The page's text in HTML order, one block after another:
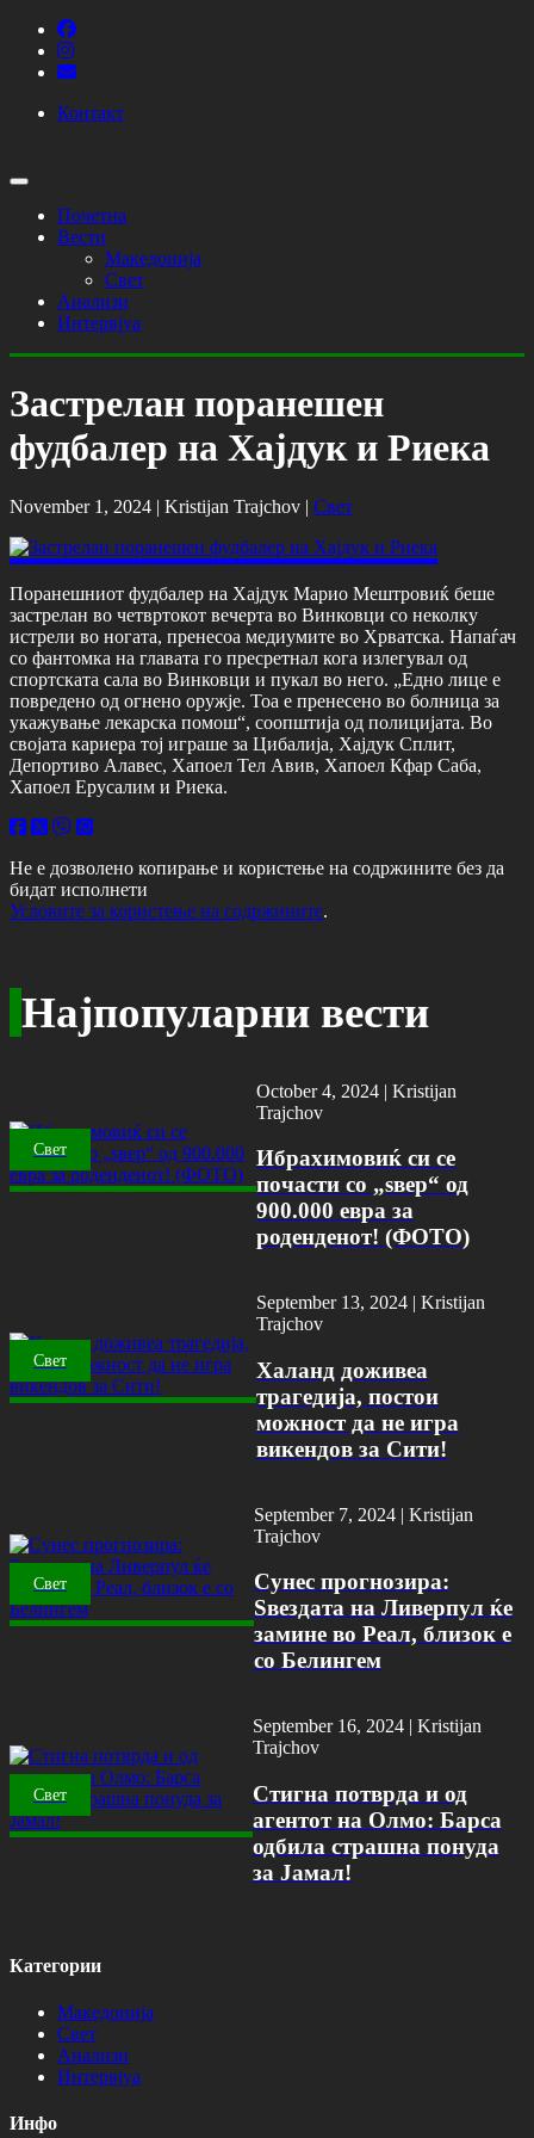
Контакт
Почетна
Вести
Македонија
Свет
Анализи
Интервјуа
Застрелан поранешен
фудбалер на Хајдук и Риека
November 1, 2024 | Kristijan Trajchov | Свет
Поранешниот фудбалер на Хајдук Марио Мештровиќ беше
застрелан во четвртокот вечерта во Винковци со неколку
истрели во ногата, пренесоа медиумите во Хрватска. Напаѓач
со фантомка на главата го пресретнал кога излегувал од
спортската сала во Винковци и пукал во него. „Едно лице е
повредено од огнено оружје. Тоа е пренесено во болница за
укажување лекарска помош“, соопштија од полицијата. Во
својата кариера тој играше за Цибалија, Хајдук Сплит,
Депортиво Алавес, Хапоел Тел Авив, Хапоел Кфар Саба,
Хапоел Ерусалим и Риека.
Не е дозволено копирање и користење на содржините без да
бидат исполнети
Условите за користење на содржините.
Најпопуларни вести
Свет
October 4, 2024 |Kristijan
Trajchov
Ибрахимовиќ си се
почасти со „ѕвер“ од
900.000 евра за
роденденот! (ФОТО)
Свет
September 13, 2024 | Kristijan
Trajchov
Халанд доживеа
трагедија, постои
можност да не игра
викендов за Сити!
Свет
September 7, 2024 | Kristijan
Trajchov
Сунес прогнозира:
Ѕвездата на Ливерпул ќе
замине во Реал, близок е
со Белингем
Свет
September 16, 2024 | Kristijan
Trajchov
Стигна потврда и од
агентот на Олмо: Барса
одбила страшна понуда
за Јамал!
Категории
Македонија
Свет
Анализи
Интервјуа
Инфо